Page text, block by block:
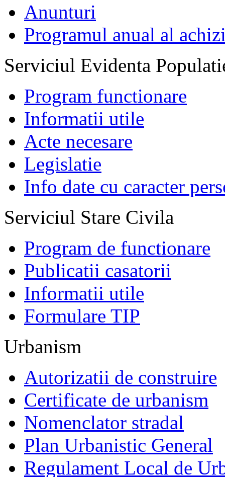
Anunturi
Programul anual al
Serviciul Evidenta
Program functionare
Informatii utile
Acte necesare
Legislatie
Info date cu caracter
Serviciul Stare Civila
Program de functionare
Publicatii casatorii
Informatii utile
Formulare TIP
Urbanism
Autorizatii de construire
Certificate de urbanism
Nomenclator stradal
Plan Urbanistic General
Regulament Local de